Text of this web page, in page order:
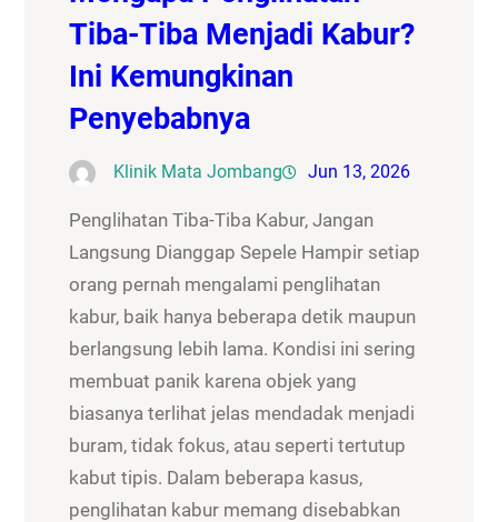
Tiba-Tiba Menjadi Kabur?
Ini Kemungkinan
Penyebabnya
Klinik Mata Jombang Jun 13, 2026
Penglihatan Tiba-Tiba Kabur, Jangan
Langsung Dianggap Sepele Hampir setiap
orang pernah mengalami penglihatan
kabur, baik hanya beberapa detik maupun
berlangsung lebih lama. Kondisi ini sering
membuat panik karena objek yang
biasanya terlihat jelas mendadak menjadi
buram, tidak fokus, atau seperti tertutup
kabut tipis. Dalam beberapa kasus,
penglihatan kabur memang disebabkan